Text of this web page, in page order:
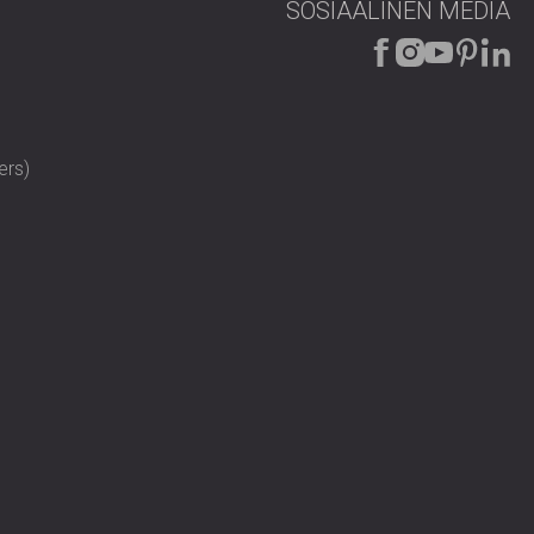
käsittelyä samalla tavalla. DECIBEL hallinnoi
täydellisen, korkean suorituskyvyn ratkaisun.
DECIBELiin
SOSIAALINEN MEDIA